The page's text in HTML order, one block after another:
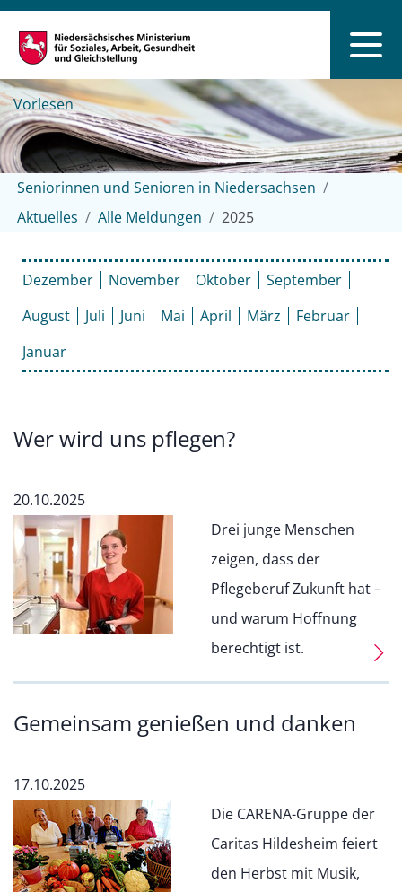
Vorlesen
Seniorinnen und Senioren in Niedersachsen
Aktuelles
Alle Meldungen 2025
Dezember November Oktober
September
August
Juli Juni Mai April März
Februar
Januar
Wer wird uns pflegen?
20.10.2025
Drei junge Menschen
zeigen, dass der
Pflegeberuf Zukunft hat –
und warum Hoffnung
berechtigt ist.
Gemeinsam genießen und danken
17.10.2025
Die CARENA-Gruppe der
Caritas Hildesheim feiert
den Herbst mit Musik,